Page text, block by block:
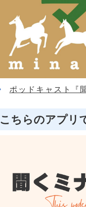
ポッドキャスト『
こちらのアプリ